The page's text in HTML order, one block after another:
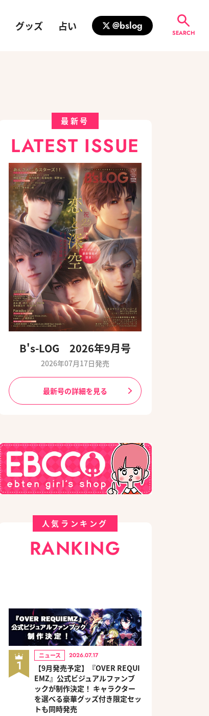
グッズ 占い @bslog
SEARCH
最新号
LATEST ISSUE
B's-LOG 2026年9月号
2026年07月17日発売
最新号の詳細を見る
人気ランキング
RANKING
1
ニュース 2026.07.17
【9月発売予定】『OVER REQUI
EMZ』公式ビジュアルファンブ
ックが制作決定！ キャラクター
を選べる豪華グッズ付き限定セッ
トも同時発売